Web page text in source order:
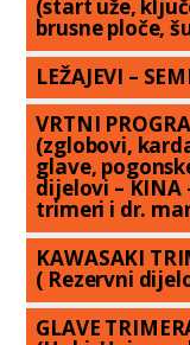
(start uže,
brusne ploče,
LEŽAJEVI –
VRTNI
(zglobovi,
glave,
dijelovi – KINA
trimeri i dr.
KAWASAKI
( Rezervni
GLAVE